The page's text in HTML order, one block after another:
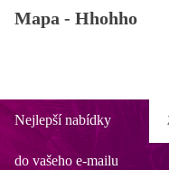
Mapa - Hhohho
Nejlepší nabídky
do vašeho e-mailu